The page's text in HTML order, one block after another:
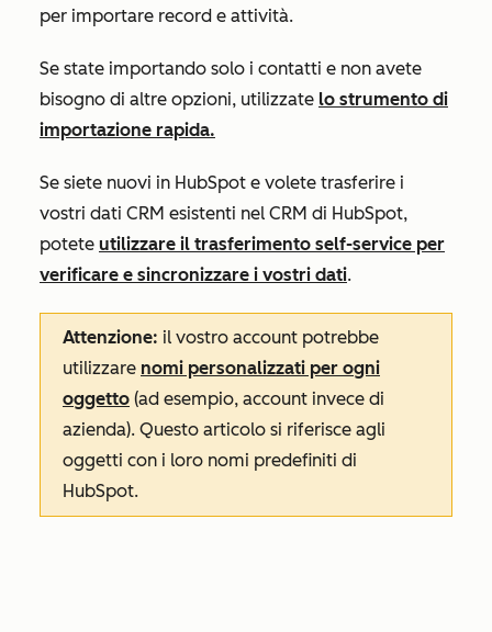
per importare record e attività.
Se state importando solo i contatti e non avete
bisogno di altre opzioni, utilizzate lo strumento di
importazione rapida.
Se siete nuovi in HubSpot e volete trasferire i
vostri dati CRM esistenti nel CRM di HubSpot,
potete utilizzare il trasferimento self-service per
verificare e sincronizzare i vostri dati.
Attenzione: il vostro account potrebbe
utilizzare nomi personalizzati per ogni
oggetto (ad esempio, account invece di
azienda). Questo articolo si riferisce agli
oggetti con i loro nomi predefiniti di
HubSpot.